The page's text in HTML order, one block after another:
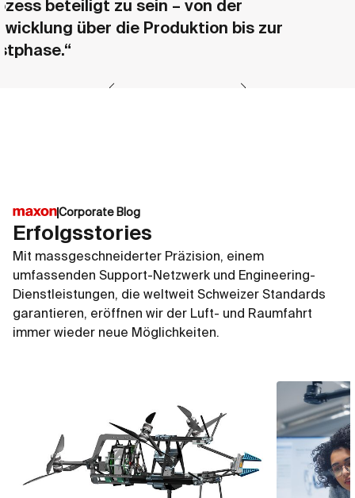
beteiligt zu sein – von der
über die Produktion bis zur
Corporate Blog
Erfolgsstories
Mit massgeschneiderter Präzision, einem
umfassenden Support-Netzwerk und Engineering-
Dienstleistungen, die weltweit Schweizer Standards
garantieren, eröffnen wir der Luft- und Raumfahrt
immer wieder neue Möglichkeiten.